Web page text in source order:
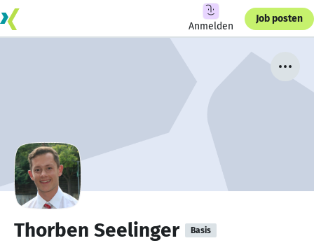
Anmelden
Job posten
Thorben Seelinger Basis